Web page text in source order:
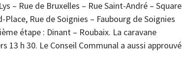
– Rue de Bruxelles – Rue Saint-André – Square
Rue de Soignies – Faubourg de Soignies
étape : Dinant – Roubaix. La caravane
13 h 30. Le Conseil Communal a aussi approuvé